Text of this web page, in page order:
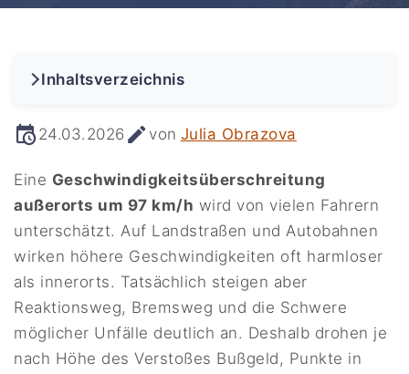
24.03.2026 von Julia Obrazova
Eine Geschwindigkeitsüberschreitung
außerorts um 97 km/h wird von vielen Fahrern
unterschätzt. Auf Landstraßen und Autobahnen
wirken höhere Geschwindigkeiten oft harmloser
als innerorts. Tatsächlich steigen aber
Reaktionsweg, Bremsweg und die Schwere
möglicher Unfälle deutlich an. Deshalb drohen je
nach Höhe des Verstoßes Bußgeld, Punkte in
Inhaltsverzeichnis